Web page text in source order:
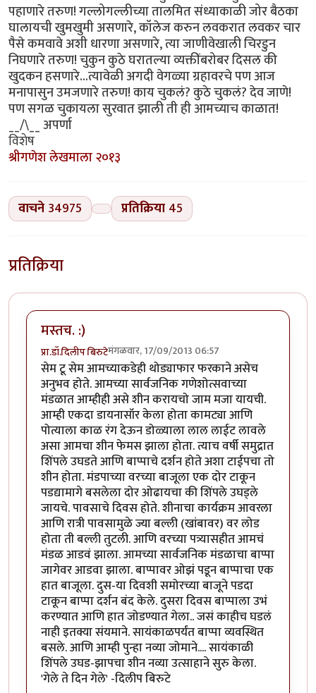
पहाणारे तरुण! गल्लोगल्लीच्या तालमित संध्याकाळी जोर बैठका
घालायची खुमखुमी असणारे, कॉलेज करुन लवकरात लवकर चार
पैसे कमवावे अशी धारणा असणारे, त्या जाणीवेखाली चिरडुन
निघणारे तरुण! चुकुन कुठे घरातल्या व्यक्तींबरोबर दिसल की
खुदकन हसणारे...त्यावेळी अगदी वेगळ्या ग्रहावरचे पण आज
मनापासुन उमजणारे तरुण! काय चुकलं? कुठे चुकलं? देव जाणे!
पण सगळ चुकायला सुरवात झाली ती ही आमच्याच काळात!
__/\__ अपर्णा
विशेष
श्रीगणेश लेखमाला २०१३
वाचने 34975 प्रतिक्रिया 45
प्रतिक्रिया
मस्तच. :)
प्रा.डॉ.दिलीप बिरुटेमंगळवार, 17/09/2013 06:57
सेम टू सेम आमच्याकडेही थोड्याफार फरकाने असेच
अनुभव होते. आमच्या सार्वजनिक गणेशोत्सवाच्या
मंडळात आम्हीही असे शीन करायचो जाम मजा यायची.
आम्ही एकदा डायनासॉर केला होता कामट्या आणि
पोत्याला काळ रंग देऊन डोळ्याला लाल लाईट लावले
असा आमचा शीन फेमस झाला होता. त्याच वर्षी समुद्रात
शिंपले उघडते आणि बाप्पाचे दर्शन होते अशा टाईपचा तो
शीन होता. मंडपाच्या वरच्या बाजूला एक दोर टाकून
पडद्यामागे बसलेला दोर ओढायचा की शिंपले उघड्ले
जायचे. पावसाचे दिवस होते. शीनाचा कार्यक्रम आवरला
आणि रात्री पावसामुळे ज्या बल्ली (खांबावर) वर लोड
होता ती बल्ली तुटली. आणि वरच्या पत्र्यासहीत आमचं
मंडळ आडवं झाला. आमच्या सार्वजनिक मंडळाचा बाप्पा
जागेवर आडवा झाला. बाप्पावर ओझं पडून बाप्पाचा एक
हात बाजूला. दुस-या दिवशी समोरच्या बाजूने पडदा
टाकून बाप्पा दर्शन बंद केले. दुसरा दिवस बाप्पाला उभं
करण्यात आणि हात जोडण्यात गेला.. जसं काहीच घडलं
नाही इतक्या संयमाने. सायंकाळपर्यंत बाप्पा व्यवस्थित
बसले. आणि आम्ही पुन्हा नव्या जोमाने.... सायंकाळी
शिंपले उघड-झापचा शीन नव्या उत्साहाने सुरु केला.
'गेले ते दिन गेले' -दिलीप बिरुटे